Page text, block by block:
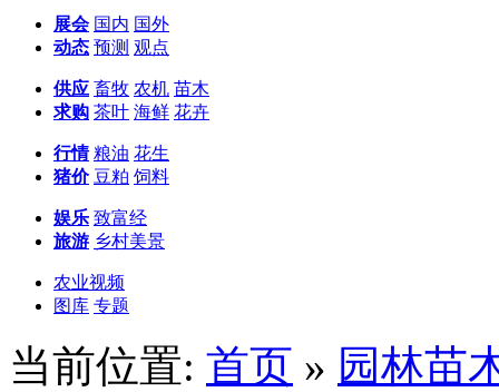
展会 国内 国外
动态 预测 观点
供应 畜牧 农机 苗木
求购 茶叶 海鲜 花卉
行情 粮油 花生
猪价 豆粕 饲料
娱乐 致富经
旅游 乡村美景
农业视频
图库 专题
当前位置: 首页 » 园林苗